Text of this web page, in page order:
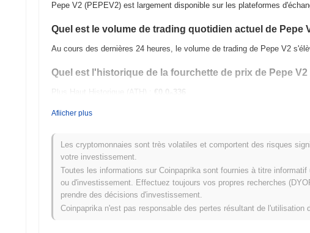
Pepe V2 (PEPEV2) est largement disponible sur les plateformes
Quel est le volume de trading quotidien actuel de Pepe
Au cours des dernières 24 heures, le volume de trading de Pepe V2
Quel est l'historique de la fourchette de prix de Pepe V2
Plus Haut Historique (ATH) : €0.0
336
Comment Pepe V2 performe-t-il par rapport au marché
Au cours des 7 derniers jours, Pepe V2 a a gagné0.00%, sous-
Cela indique un retard temporaire dans l'action des prix de PEPEV2
Afiicher plus
Les cryptomonnaies sont très volatiles et comportent des risques
votre investissement.
Toutes les informations sur Coinpaprika sont fournies à titre
ou d'investissement. Effectuez toujours vos propres recherches
prendre des décisions d'investissement.
Coinpaprika n'est pas responsable des pertes résultant de l'utilisation